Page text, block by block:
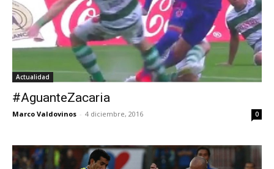
Actualidad
#AguanteZacaria
Marco Valdovinos - 4 diciembre, 2016 0